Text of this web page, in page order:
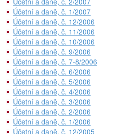
Účetní a daně, č. 1/2007
Účetní a daně, č. 12/2006
Účetní a daně, č. 11/2006
Účetní a daně, č. 10/2006
Účetní a daně, č. 9/2006
Účetní a daně, č. 7-8/2006
Účetní a daně, č. 6/2006
Účetní a daně, č. 5/2006
Účetní a daně, č. 4/2006
Účetní a daně, č. 3/2006
Účetní a daně, č. 2/2006
Účetní a daně, č. 1/2006
Účetní a daně, č. 12/2005